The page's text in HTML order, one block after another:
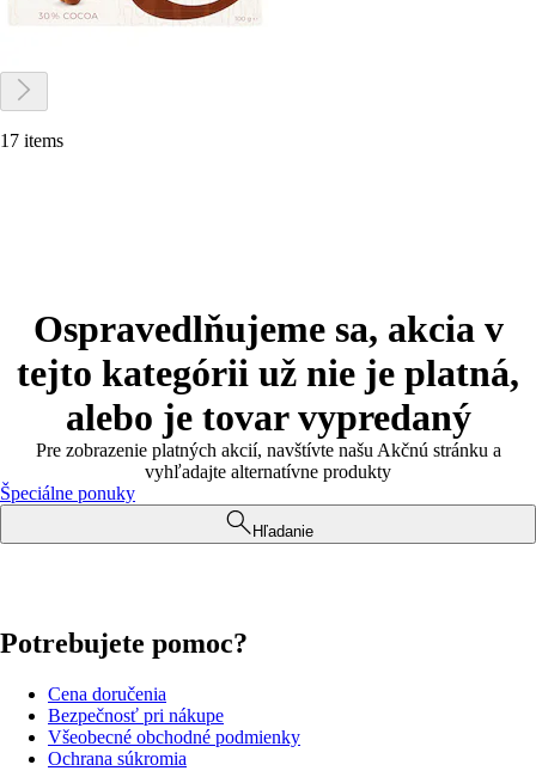
17 items
Ospravedlňujeme sa, akcia v
tejto kategórii už nie je platná,
alebo je tovar vypredaný
Pre zobrazenie platných akcií, navštívte našu Akčnú stránku a
vyhľadajte alternatívne produkty
Špeciálne ponuky
Hľadanie
Potrebujete pomoc?
Cena doručenia
Bezpečnosť pri nákupe
Všeobecné obchodné podmienky
Ochrana súkromia